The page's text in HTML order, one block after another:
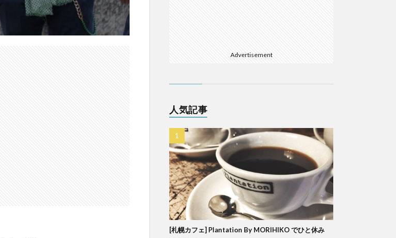
Advertisement
人気記事
[札幌カフェ] Plantation By MORIHIKO でひと休み